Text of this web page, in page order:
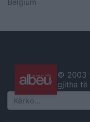
Belgium
© 2003
gjitha të
Search